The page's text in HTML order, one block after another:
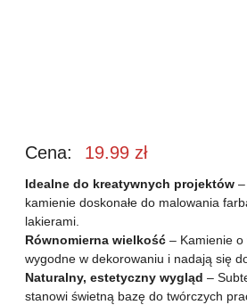
Cena: 19.99 zł
Idealne do kreatywnych projektów
kamienie doskonałe do malowania
lakierami.
Równomierna wielkość – Kamienie
wygodne w dekorowaniu i nadają się
Naturalny, estetyczny wygląd –
stanowi świetną bazę do twórczych